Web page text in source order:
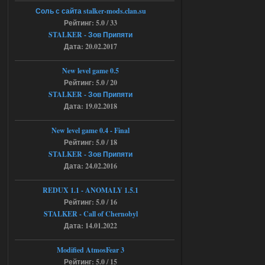
Доступно только для пользователей
Ответить ➤
03.08.2026
STCoP WP 3.4
Объединенный Пак 2 + OGSR +
STCoP WP 3.4
andreyforest1993
Здравствуйте, почему не
Анимаций открытия рюкзака и
использования предметов как в
трелере?
Соль с сайта stalker-mods.clan.su
Рейтинг: 5.0 / 33
STALKER - Зов Припяти
Дата: 20.02.2017
New level game 0.5
Рейтинг: 5.0 / 20
STALKER - Зов Припяти
Дата: 19.02.2018
New level game 0.4 - Final
Рейтинг: 5.0 / 18
STALKER - Зов Припяти
Дата: 24.02.2016
REDUX 1.1​​​​​​​ - ANOMALY 1.5.1
Рейтинг: 5.0 / 16
STALKER - Call of Chernobyl
Дата: 14.01.2022
Modified AtmosFear 3
Рейтинг: 5.0 / 15